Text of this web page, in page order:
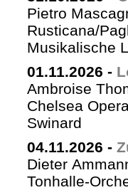
Pietro
Rusticana/
Musikalische
01.11.2026 -
Ambroise
Chelsea
Swinard
04.11.2026 -
Dieter
Tonhalle-